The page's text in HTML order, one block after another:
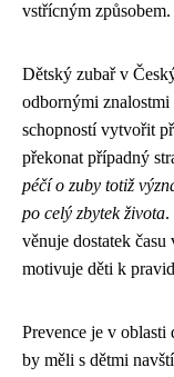
vstřícným způsobem.
Dětský zubař v
odbornými
schopností vytvořit
překonat případný
péčí o zuby totiž
po celý zbytek života.
věnuje dostatek
motivuje děti k
Prevence je v oblasti
by měli s dětmi